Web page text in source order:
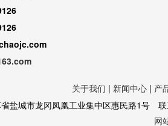
关于我们 | 新闻中心 | 产
省盐城市龙冈凤凰工业集中区惠民路1号
网